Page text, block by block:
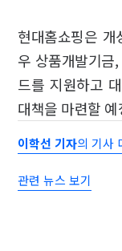
현대홈쇼핑은
우 상품개발기금
드를 지원하고
대책을 마련할 예
이학선 기자의 기사
관련 뉴스 보기